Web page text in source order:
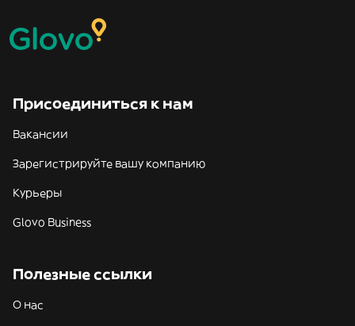
Присоединиться к нам
Вакансии
Зарегистрируйте вашу компанию
Курьеры
Glovo Business
Полезные ссылки
О нас